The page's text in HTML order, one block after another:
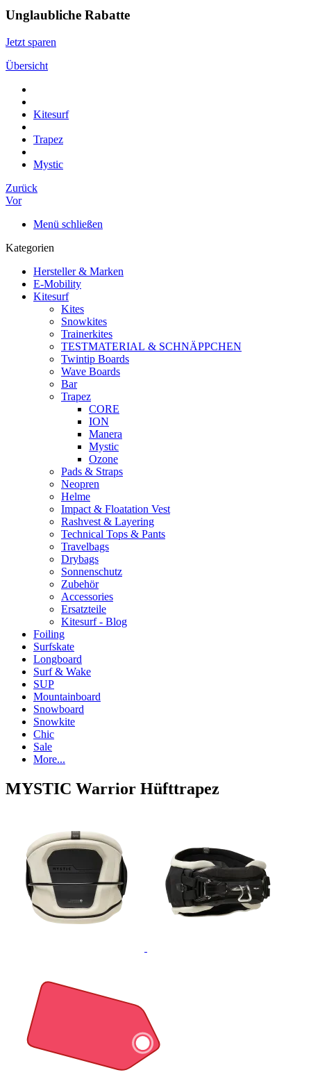
Unglaubliche Rabatte
Jetzt sparen
Übersicht
Kitesurf
Trapez
Mystic
Zurück
Vor
Menü schließen
Kategorien
Hersteller & Marken
E-Mobility
Kitesurf
Kites
Snowkites
Trainerkites
TESTMATERIAL & SCHNÄPPCHEN
Twintip Boards
Wave Boards
Bar
Trapez
CORE
ION
Manera
Mystic
Ozone
Pads & Straps
Neopren
Helme
Impact & Floatation Vest
Rashvest & Layering
Technical Tops & Pants
Travelbags
Drybags
Sonnenschutz
Zubehör
Accessories
Ersatzteile
Kitesurf - Blog
Foiling
Surfskate
Longboard
Surf & Wake
SUP
Mountainboard
Snowboard
Snowkite
Chic
Sale
More...
MYSTIC Warrior Hüfttrapez